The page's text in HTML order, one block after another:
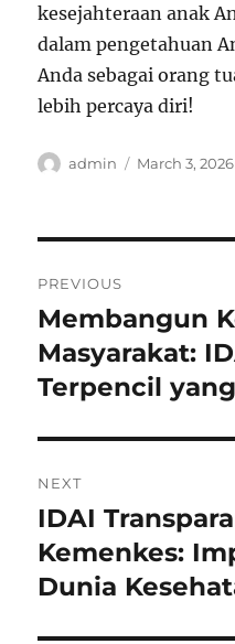
kesejahteraan anak
dalam pengetahuan
Anda sebagai orang
lebih percaya diri!
Author
admin
Posted
March 3, 2026
navigation
PREVIOUS
Previous
post:
Membangun
Masyarakat:
Terpencil
NEXT
Next
post:
IDAI
Kemenkes:
Dunia